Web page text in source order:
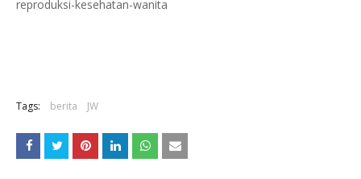
reproduksi-kesehatan-wanita
Tags: berita JW